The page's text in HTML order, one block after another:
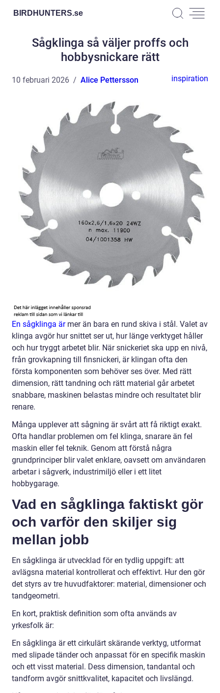
BIRDHUNTERS.se
Sågklinga så väljer proffs och
hobbysnickare rätt
10 februari 2026 Alice Pettersson inspiration
En sågklinga ärmer än bara en rund skiva i stål. Valet av
klinga avgör hur snittet ser ut, hur länge verktyget håller
och hur tryggt arbetet blir. När snickeriet ska upp en nivå,
från grovkapning till finsnickeri, är klingan ofta den
första komponenten som behöver ses över. Med rätt
dimension, rätt tandning och rätt material går arbetet
snabbare, maskinen belastas mindre och resultatet blir
renare.
Många upplever att sågning är svårt att få riktigt exakt.
Ofta handlar problemen om fel klinga, snarare än fel
maskin eller fel teknik. Genom att förstå några
grundprinciper blir valet enklare, oavsett om användaren
arbetar i sågverk, industrimiljö eller i ett litet
hobbygarage.
Vad en sågklinga faktiskt gör
och varför den skiljer sig
mellan jobb
En sågklinga är utvecklad för en tydlig uppgift: att
avlägsna material kontrollerat och effektivt. Hur den gör
det styrs av tre huvudfaktorer: material, dimensioner och
tandgeometri.
En kort, praktisk definition som ofta används av
yrkesfolk är:
En sågklinga är ett cirkulärt skärande verktyg, utformat
med slipade tänder och anpassat för en specifik maskin
och ett visst material. Dess dimension, tandantal och
tandform avgör snittkvalitet, kapacitet och livslängd.